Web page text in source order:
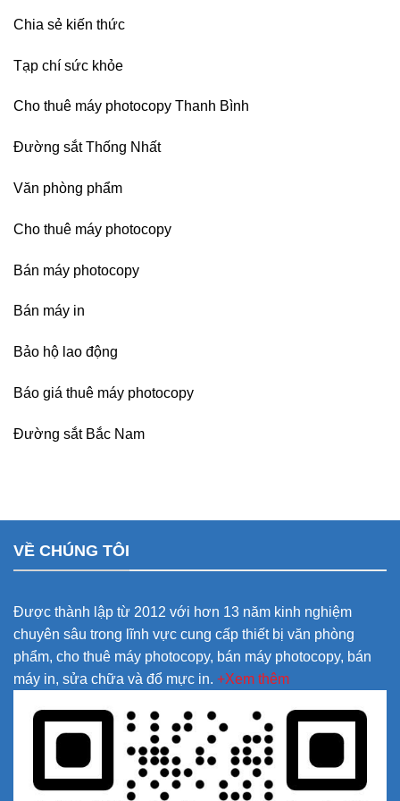
Chia sẻ kiến thức
Tạp chí sức khỏe
Cho thuê máy photocopy Thanh Bình
Đường sắt Thống Nhất
Văn phòng phẩm
Cho thuê máy photocopy
Bán máy photocopy
Bán máy in
Bảo hộ lao động
Báo giá thuê máy photocopy
Đường sắt Bắc Nam
VỀ CHÚNG TÔI
Được thành lập từ 2012 với hơn 13 năm kinh nghiệm
chuyên sâu trong lĩnh vực cung cấp thiết bị văn phòng
phẩm, cho thuê máy photocopy, bán máy photocopy, bán
máy in, sửa chữa và đổ mực in. +Xem thêm